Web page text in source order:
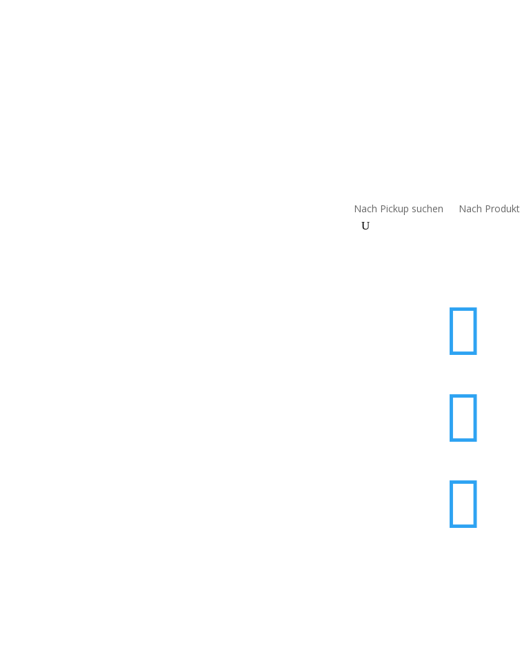
Nach Pickup suchen Nach Produkt


